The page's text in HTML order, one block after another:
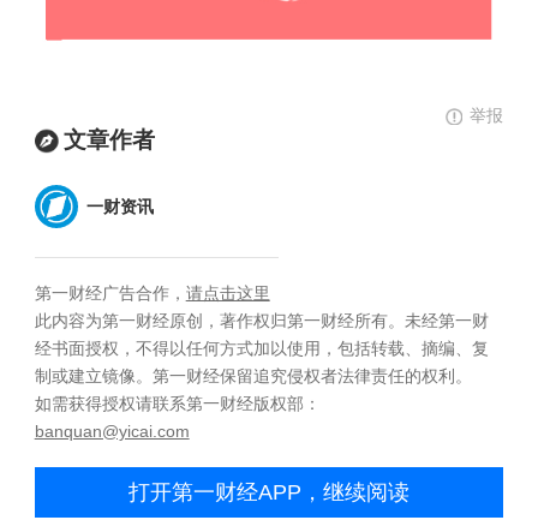
举报
文章作者
一财资讯
第一财经广告合作， 请点击这里
此内容为第一财经原创，著作权归第一财经所有。未经第一财
经书面授权，不得以任何方式加以使用，包括转载、摘编、复
制或建立镜像。第一财经保留追究侵权者法律责任的权利。
如需获得授权请联系第一财经版权部：
banquan@yicai.com
打开第一财经APP，继续阅读